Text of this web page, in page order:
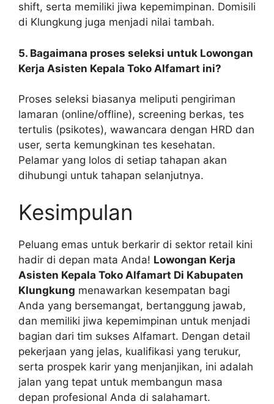
shift, serta memiliki jiwa kepemimpinan. Domisili
di Klungkung juga menjadi nilai tambah.
5. Bagaimana proses seleksi untuk Lowongan
Kerja Asisten Kepala Toko Alfamart ini?
Proses seleksi biasanya meliputi pengiriman
lamaran (online/offline), screening berkas, tes
tertulis (psikotes), wawancara dengan HRD dan
user, serta kemungkinan tes kesehatan.
Pelamar yang lolos di setiap tahapan akan
dihubungi untuk tahapan selanjutnya.
Kesimpulan
Peluang emas untuk berkarir di sektor retail kini
hadir di depan mata Anda! Lowongan Kerja
Asisten Kepala Toko Alfamart Di Kabupaten
Klungkung menawarkan kesempatan bagi
Anda yang bersemangat, bertanggung jawab,
dan memiliki jiwa kepemimpinan untuk menjadi
bagian dari tim sukses Alfamart. Dengan detail
pekerjaan yang jelas, kualifikasi yang terukur,
serta prospek karir yang menjanjikan, ini adalah
jalan yang tepat untuk membangun masa
depan profesional Anda di salahamart.